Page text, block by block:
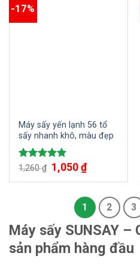
-17%
Máy sấy yến lạnh 56 tổ
sấy nhanh khô, màu đẹp
Được xếp
5.00
1,260₫ 1,050₫
1 2 3
Máy sấy SUNSAY –
sản phẩm hàng đầu